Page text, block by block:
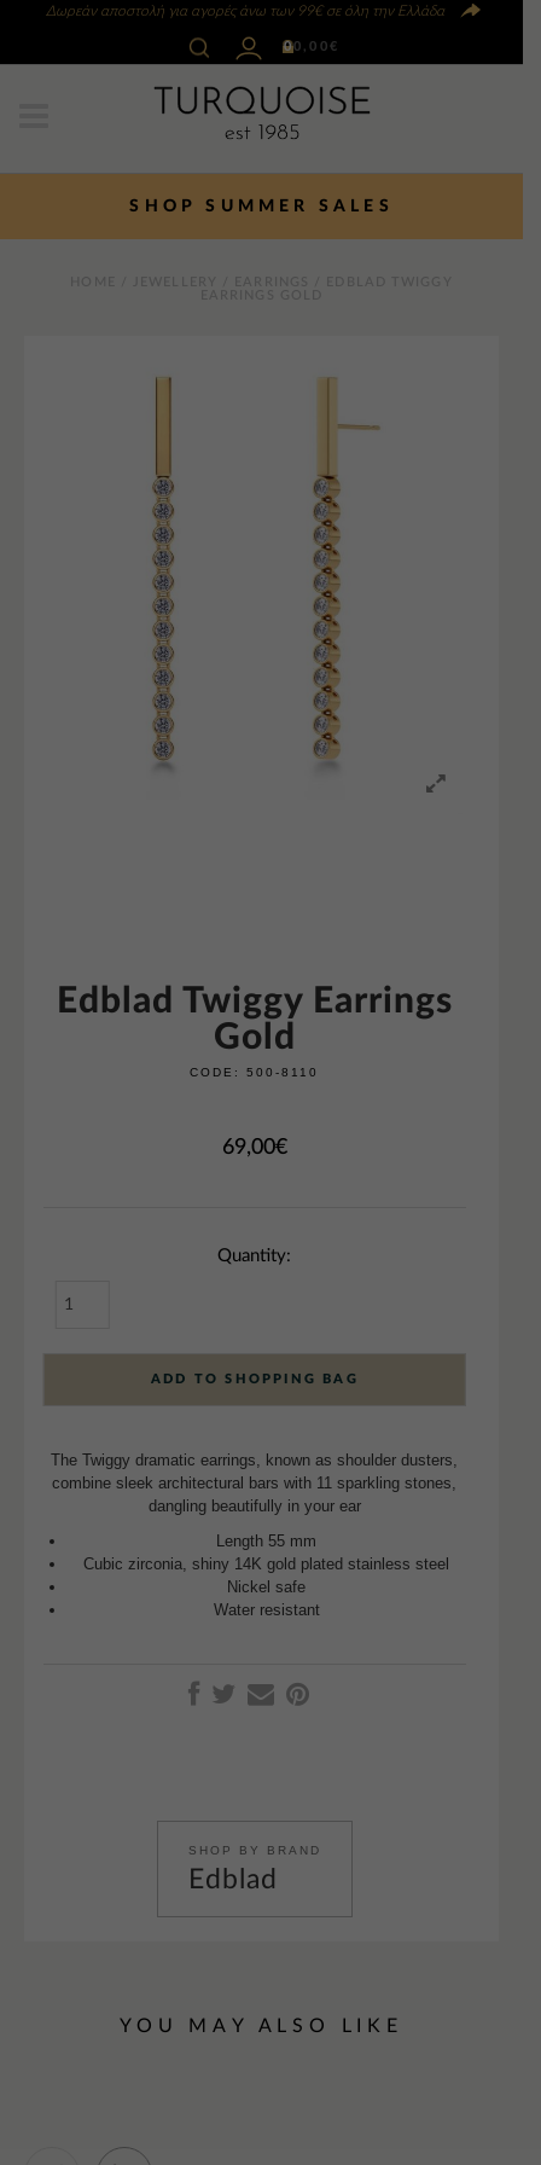
Δωρεάν αποστολή για αγορές άνω των 99€ σε όλη την Ελλάδα
00,00€
SHOP SUMMER SALES
Edblad Twiggy Earrings
Gold
CODE:500-8110
69,00€
Quantity:
ADD TO SHOPPING BAG
The Twiggy dramatic earrings, known as shoulder dusters,
combine sleek architectural bars with 11 sparkling stones,
dangling beautifully in your ear
Length 55 mm
Cubic zirconia, shiny 14K gold plated stainless steel
Nickel safe
Water resistant
SHOP BY BRAND
Edblad
YOU MAY ALSO LIKE